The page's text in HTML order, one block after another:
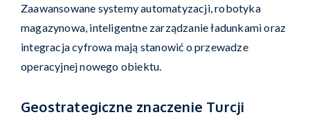
Zaawansowane systemy automatyzacji, robotyka
magazynowa, inteligentne zarządzanie ładunkami oraz
integracja cyfrowa mają stanowić o przewadze
operacyjnej nowego obiektu.
Geostrategiczne znaczenie Turcji